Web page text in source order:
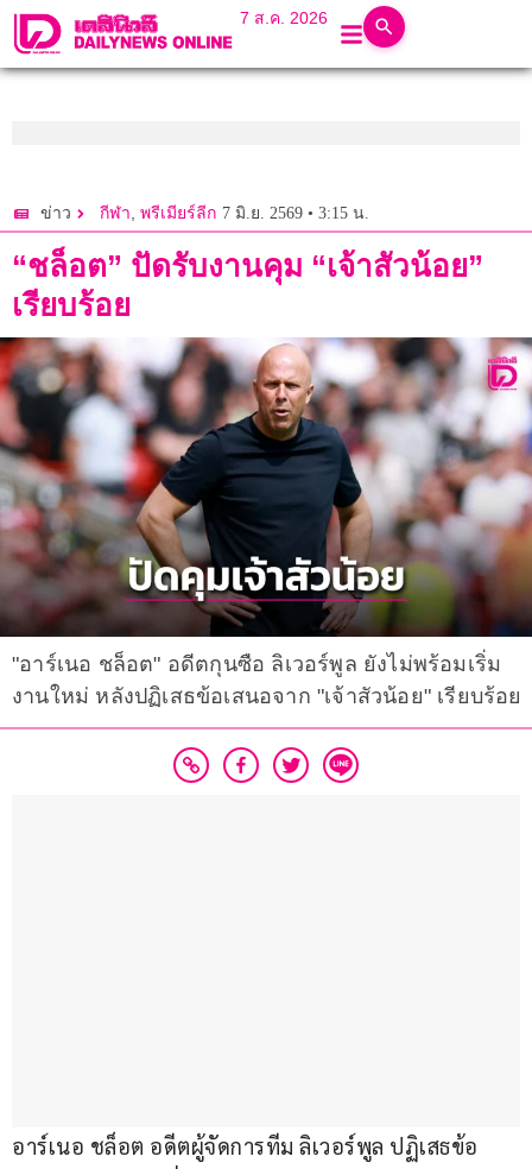
7 ส.ค. 2026
ข่าว กีฬา, พรีเมียร์ลีก 7 มิ.ย. 2569 • 3:15 น.
“ชล็อต” ปัดรับงานคุม “เจ้าสัวน้อย”
เรียบร้อย
"อาร์เนอ ชล็อต" อดีตกุนซือ ลิเวอร์พูล ยังไม่พร้อมเริ่ม
งานใหม่ หลังปฏิเสธข้อเสนอจาก "เจ้าสัวน้อย" เรียบร้อย
อาร์เนอ ชล็อต อดีตผู้จัดการทีม ลิเวอร์พูล ปฏิเสธข้อ